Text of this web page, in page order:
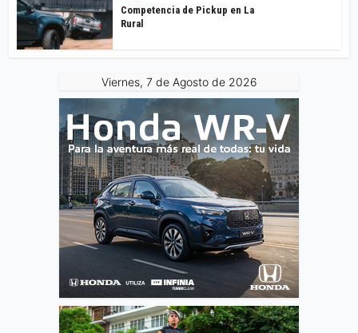
Competencia de Pickup en La
Rural
Viernes, 7 de Agosto de 2026